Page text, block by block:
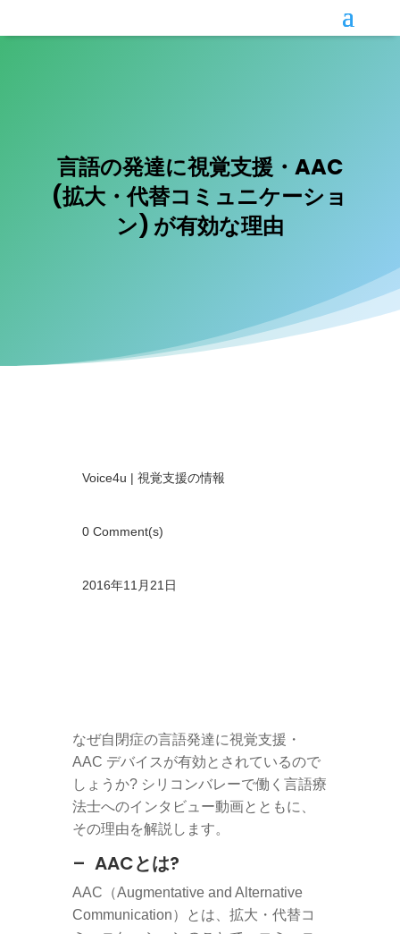
言語の発達に視覚支援・AAC
(拡大・代替コミュニケーショ
ン) が有効な理由
Voice4u | 視覚支援の情報
0 Comment(s)
2016年11月21日
なぜ自閉症の言語発達に視覚支援・
AAC デバイスが有効とされているので
しょうか? シリコンバレーで働く言語療
法士へのインタビュー動画とともに、
その理由を解説します。
– AACとは?
AAC（Augmentative and Alternative
Communication）とは、拡大・代替コ